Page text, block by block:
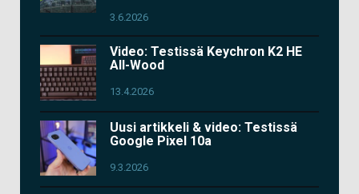
3.6.2026
Video: Testissä Keychron K2 HE
All-Wood
13.4.2026
Uusi artikkeli & video: Testissä
Google Pixel 10a
9.3.2026